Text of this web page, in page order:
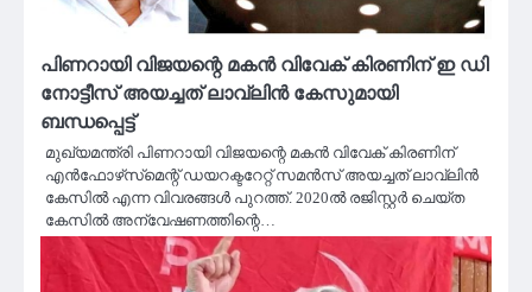
പിണറായി വിജയന്റെ മകന്‍ വിവേക് കിരണിന് ഇ ഡി
നോട്ടീസ് അയച്ചത് ലാവ്‌ലിന്‍ കേസുമായി
ബന്ധപ്പെട്ട്
മുഖ്യമന്ത്രി പിണറായി വിജയന്റെ മകന്‍ വിവേക് കിരണിന്
എന്‍ഫോഴ്‌സ്‌മെന്റ് ഡയറക്ടറേറ്റ് സമന്‍സ് അയച്ചത് ലാവ്‌ലിന്‍
കേസില്‍ എന്ന വിവരങ്ങള്‍ പുറത്ത്. 2020ല്‍ രജിസ്റ്റര്‍ ചെയ്ത
കേസില്‍ അന്വേഷണത്തിന്റെ…